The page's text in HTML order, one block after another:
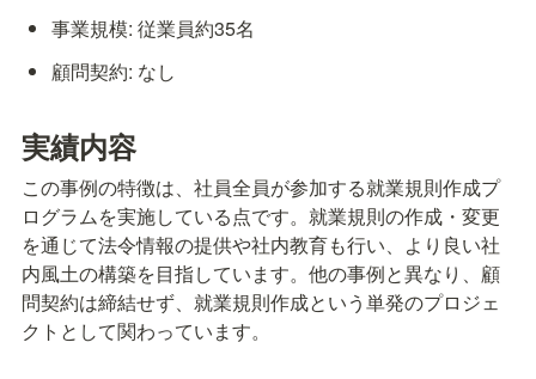
事業規模: 従業員約35名
顧問契約: なし
実績内容
この事例の特徴は、社員全員が参加する就業規則作成プ
ログラムを実施している点です。就業規則の作成・変更
を通じて法令情報の提供や社内教育も行い、より良い社
内風土の構築を目指しています。他の事例と異なり、顧
問契約は締結せず、就業規則作成という単発のプロジェ
クトとして関わっています。